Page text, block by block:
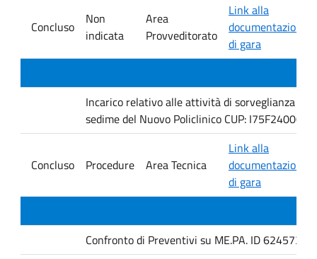
Concluso
Non
indicata
Area
Provveditorato
Link alla
documentazione
di gara
Incarico relativo alle attività di sorveglianza e
sedime del Nuovo Policlinico CUP:
Concluso Procedure Area Tecnica
Link alla
documentazione
di gara
Confronto di Preventivi su ME.PA. ID 6245735